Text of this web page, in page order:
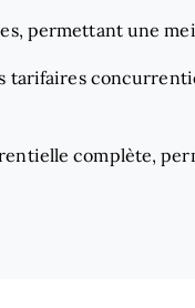
permettant une
tarifaires
complète,